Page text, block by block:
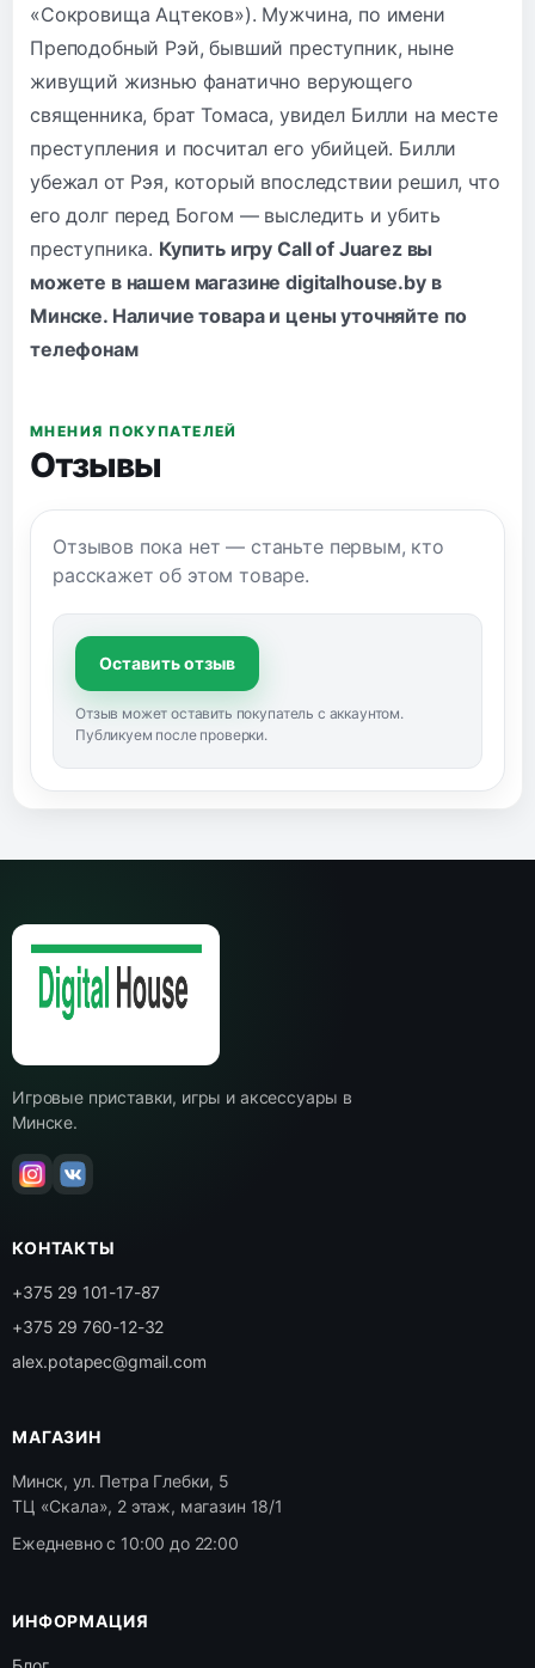
«Сокровища Ацтеков»). Мужчина, по имени
Преподобный Рэй, бывший преступник, ныне
живущий жизнью фанатично верующего
священника, брат Томаса, увидел Билли на месте
преступления и посчитал его убийцей. Билли
убежал от Рэя, который впоследствии решил, что
его долг перед Богом — выследить и убить
преступника. Купить игру Call of Juarez вы
можете в нашем магазине digitalhouse.by в
Минске. Наличие товара и цены уточняйте по
телефонам
МНЕНИЯ ПОКУПАТЕЛЕЙ
Отзывы
Отзывов пока нет — станьте первым, кто
расскажет об этом товаре.
Оставить отзыв
Отзыв может оставить покупатель с аккаунтом.
Публикуем после проверки.
Игровые приставки, игры и аксессуары в
Минске.
КОНТАКТЫ
+375 29 101-17-87
+375 29 760-12-32
alex.potapec@gmail.com
МАГАЗИН
Минск, ул. Петра Глебки, 5
ТЦ «Скала», 2 этаж, магазин 18/1
Ежедневно с 10:00 до 22:00
ИНФОРМАЦИЯ